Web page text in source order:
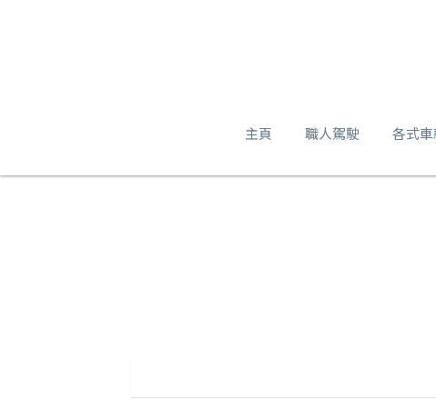
主頁 職人駕駛 各式